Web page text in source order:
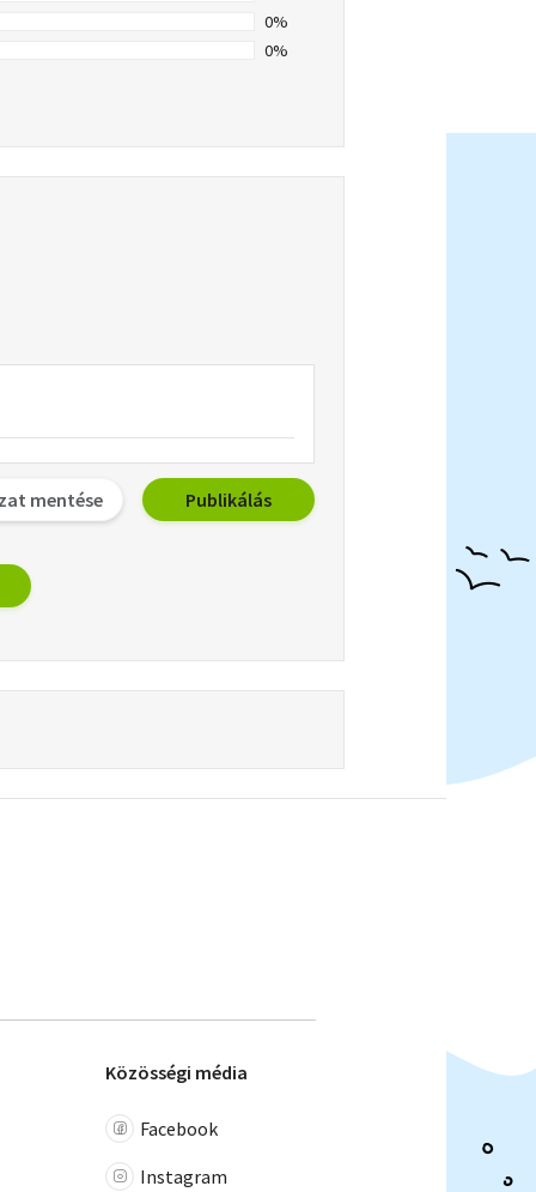
0%
0%
mentése Publikálás
Közösségi média
Facebook
Instagram